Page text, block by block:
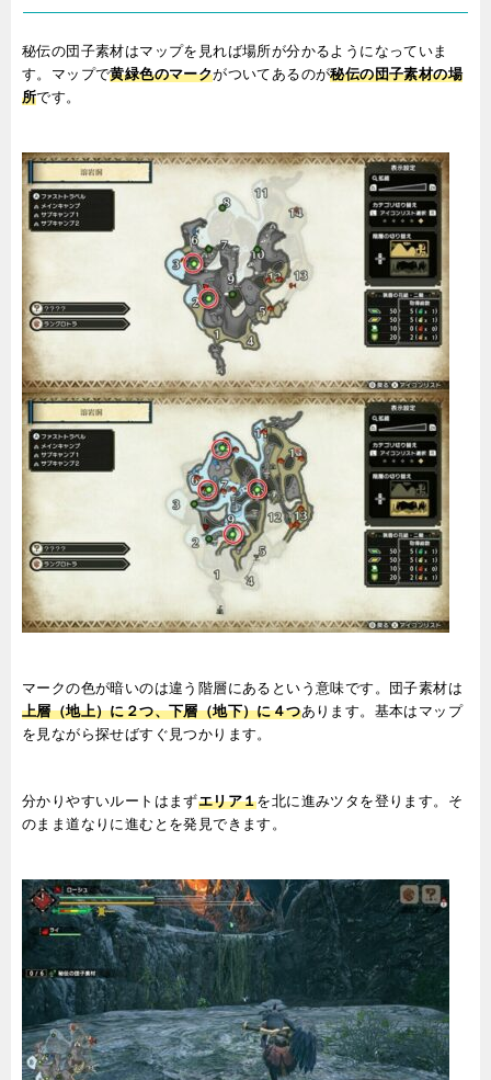
秘伝の団子素材はマップを見れば場所が分かるようになっていま
す。マップで黄緑色のマークがついてあるのが秘伝の団子素材の場
所です。
マークの色が暗いのは違う階層にあるという意味です。団子素材は
上層（地上）に２つ、下層（地下）に４つあります。基本はマップ
を見ながら探せばすぐ見つかります。
分かりやすいルートはまずエリア１を北に進みツタを登ります。そ
のまま道なりに進むとを発見できます。